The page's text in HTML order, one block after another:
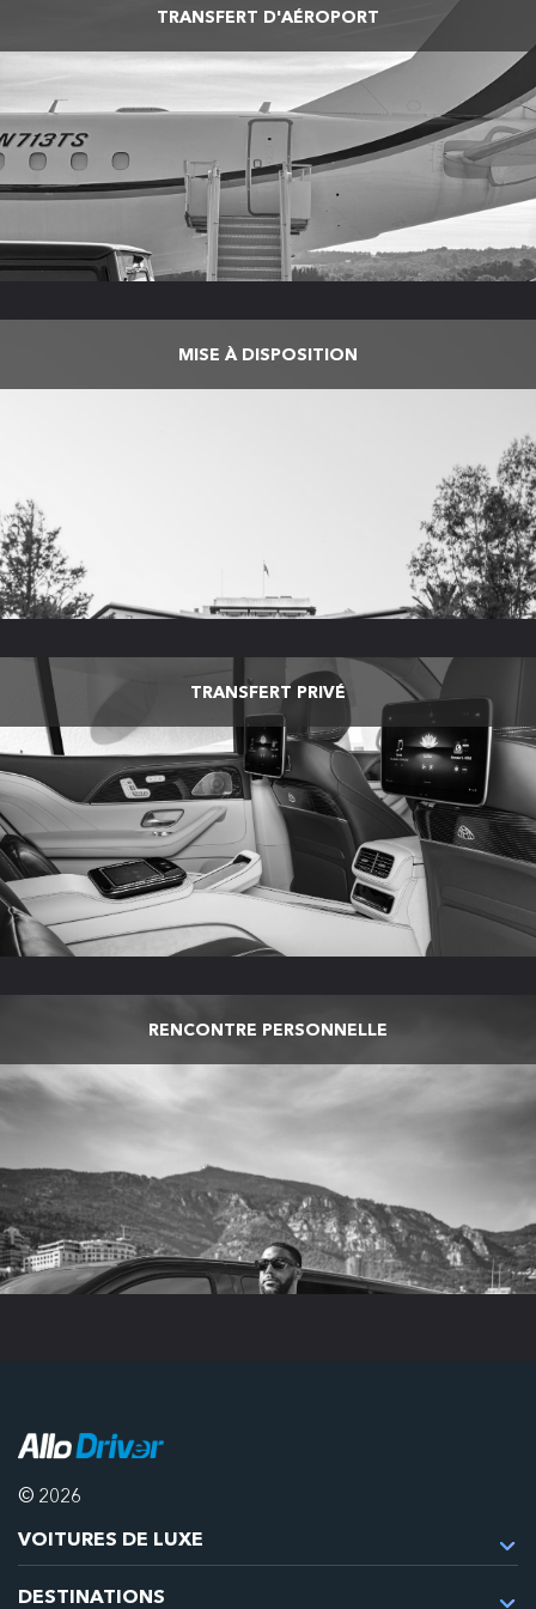
TRANSFERT D'AÉROPORT
MISE À DISPOSITION
TRANSFERT PRIVÉ
RENCONTRE PERSONNELLE
© 2026
VOITURES DE LUXE
DESTINATIONS